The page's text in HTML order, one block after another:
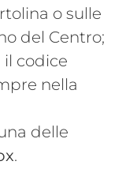
o sulle
del Centro;
il codice
nella
delle
.